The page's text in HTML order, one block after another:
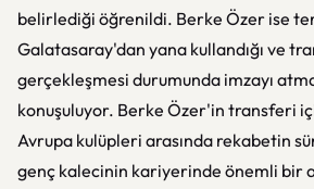
belirlediği öğrenildi. Berke Özer ise
Galatasaray'dan yana kullandığı ve
gerçekleşmesi durumunda imzayı
konuşuluyor. Berke Özer'in transferi
Avrupa kulüpleri arasında rekabetin
genç kalecinin kariyerinde önemli bir